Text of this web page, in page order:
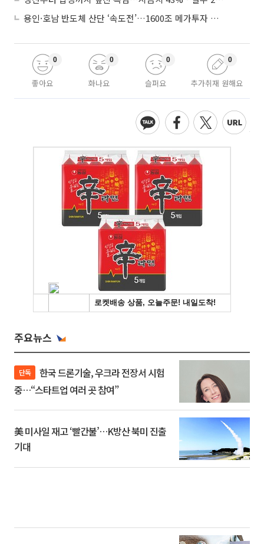
용인·호남 반도체 산단 ‘속도전’…1600조 메가투자 이행 총력
좋아요
0
화나요
0
슬퍼요
0
추가취재 원해요
0
주요뉴스
단독
중…“스타트업 여러 곳 참여”
美 미사일 재고 ‘빨간불’…K방산 북미 진출
기대